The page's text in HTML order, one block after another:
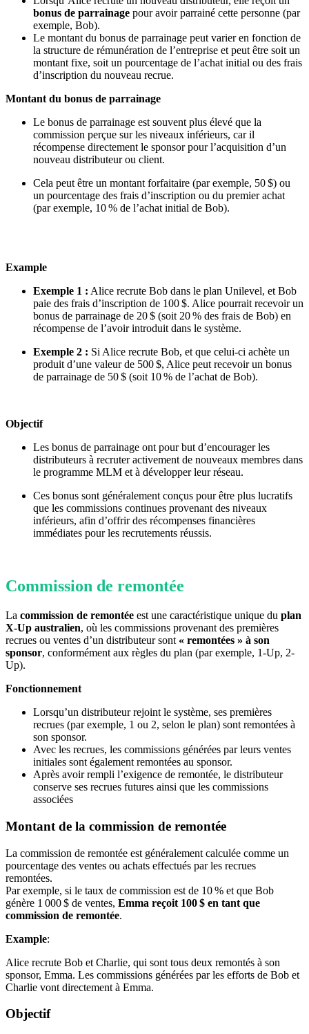
bonus de parrainage pour avoir parrainé cette personne (par
exemple, Bob).
Le montant du bonus de parrainage peut varier en fonction de
la structure de rémunération de l’entreprise et peut être soit un
montant fixe, soit un pourcentage de l’achat initial ou des frais
d’inscription du nouveau recrue.
Montant du bonus de parrainage
Le bonus de parrainage est souvent plus élevé que la
commission perçue sur les niveaux inférieurs, car il
récompense directement le sponsor pour l’acquisition d’un
nouveau distributeur ou client.
Cela peut être un montant forfaitaire (par exemple, 50 $) ou
un pourcentage des frais d’inscription ou du premier achat
(par exemple, 10 % de l’achat initial de Bob).
Example
Exemple 1 : Alice recrute Bob dans le plan Unilevel, et Bob
paie des frais d’inscription de 100 $. Alice pourrait recevoir un
bonus de parrainage de 20 $ (soit 20 % des frais de Bob) en
récompense de l’avoir introduit dans le système.
Exemple 2 : Si Alice recrute Bob, et que celui-ci achète un
produit d’une valeur de 500 $, Alice peut recevoir un bonus
de parrainage de 50 $ (soit 10 % de l’achat de Bob).
Objectif
Les bonus de parrainage ont pour but d’encourager les
distributeurs à recruter activement de nouveaux membres dans
le programme MLM et à développer leur réseau.
Ces bonus sont généralement conçus pour être plus lucratifs
que les commissions continues provenant des niveaux
inférieurs, afin d’offrir des récompenses financières
immédiates pour les recrutements réussis.
Commission de remontée
La commission de remontée est une caractéristique unique du plan
X-Up australien, où les commissions provenant des premières
recrues ou ventes d’un distributeur sont « remontées » à son
sponsor, conformément aux règles du plan (par exemple, 1-Up, 2-
Up).
Fonctionnement
Lorsqu’un distributeur rejoint le système, ses premières
recrues (par exemple, 1 ou 2, selon le plan) sont remontées à
son sponsor.
Avec les recrues, les commissions générées par leurs ventes
initiales sont également remontées au sponsor.
Après avoir rempli l’exigence de remontée, le distributeur
conserve ses recrues futures ainsi que les commissions
associées
Montant de la commission de remontée
La commission de remontée est généralement calculée comme un
pourcentage des ventes ou achats effectués par les recrues
remontées.
Par exemple, si le taux de commission est de 10 % et que Bob
génère 1 000 $ de ventes, Emma reçoit 100 $ en tant que
commission de remontée.
Example:
Alice recrute Bob et Charlie, qui sont tous deux remontés à son
sponsor, Emma. Les commissions générées par les efforts de Bob et
Charlie vont directement à Emma.
Objectif